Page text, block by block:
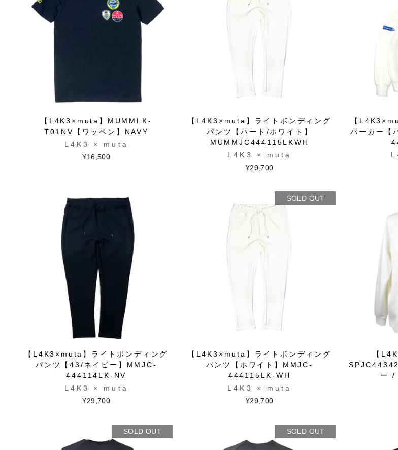
【L4K3×muta】MUMMLK-
T01NV【ワッペン】NAVY
L4K3 × muta
¥16,500
【L4K3×muta】ライトボンディング
パンツ【ハート/ホワイト】
MUMMJC444115LKWH
L4K3 × muta
¥29,700
【
パーカー【
【L4K3×muta】ライトボンディング
パンツ【43/ネイビー】MMJC-
444114LK-NV
L4K3 × muta
¥29,700
SOLD OUT
【L4K3×muta】ライトボンディング
パンツ【ホワイト】MMJC-
444115LK-WH
L4K3 × muta
¥29,700
【
ー /
SOLD OUT SOLD OUT